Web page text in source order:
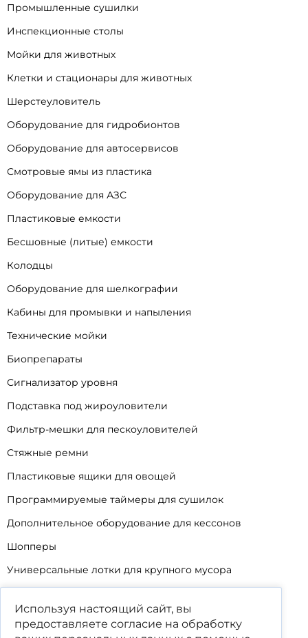
Промышленные сушилки
Инспекционные столы
Мойки для животных
Клетки и стационары для животных
Шерстеуловитель
Оборудование для гидробионтов
Оборудование для автосервисов
Смотровые ямы из пластика
Оборудование для АЗС
Пластиковые емкости
Бесшовные (литые) емкости
Колодцы
Оборудование для шелкографии
Кабины для промывки и напыления
Технические мойки
Биопрепараты
Сигнализатор уровня
Подставка под жироуловители
Фильтр-мешки для пескоуловителей
Стяжные ремни
Пластиковые ящики для овощей
Программируемые таймеры для сушилок
Дополнительное оборудование для кессонов
Шопперы
Универсальные лотки для крупного мусора
Уцененные товары
Используя настоящий сайт, вы
предоставляете согласие на обработку